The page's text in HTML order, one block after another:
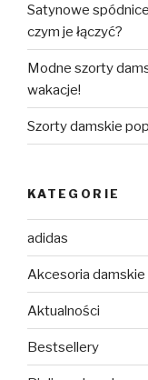
Satynowe
czym je łączyć?
Modne szorty
wakacje!
Szorty damskie
KATEGORIE
adidas
Akcesoria damskie
Aktualności
Bestsellery